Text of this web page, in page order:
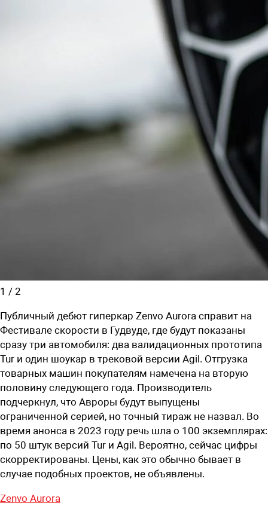
1 / 2
Публичный дебют гиперкар Zenvo Aurora справит на
Фестивале скорости в Гудвуде, где будут показаны
сразу три автомобиля: два валидационных прототипа
Tur и один шоукар в трековой версии Agil. Отгрузка
товарных машин покупателям намечена на вторую
половину следующего года. Производитель
подчеркнул, что Авроры будут выпущены
ограниченной серией, но точный тираж не назвал. Во
время анонса в 2023 году речь шла о 100 экземплярах:
по 50 штук версий Tur и Agil. Вероятно, сейчас цифры
скорректированы. Цены, как это обычно бывает в
случае подобных проектов, не объявлены.
Zenvo Aurora